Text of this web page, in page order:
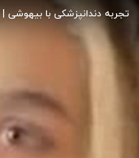
تجربه دندانپزشکی با بیهوشی |